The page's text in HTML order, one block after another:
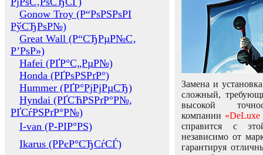
Gonow Troy (Р“РѕРЅРѕРІ
РўСЂРѕР№)
Great Wall (Р“СЂРµР№С‚
Р’РѕР»)
Hafei (РҐР°С„РµР№)
Honda (РҐРѕРЅРґР°)
Hummer (РҐР°РјРјРµСЂ)
Hyndai (РҐСЋРЅРґР°Р№,
РҐСѓРЅРґР°Р№)
I-van (Р-РІР°РЅ)
Ikarus (РРєР°СЂСѓСЃ)
Замена и
сложный,
высокой
компании «DeLuxe
справится с
независимо от
гарантируя